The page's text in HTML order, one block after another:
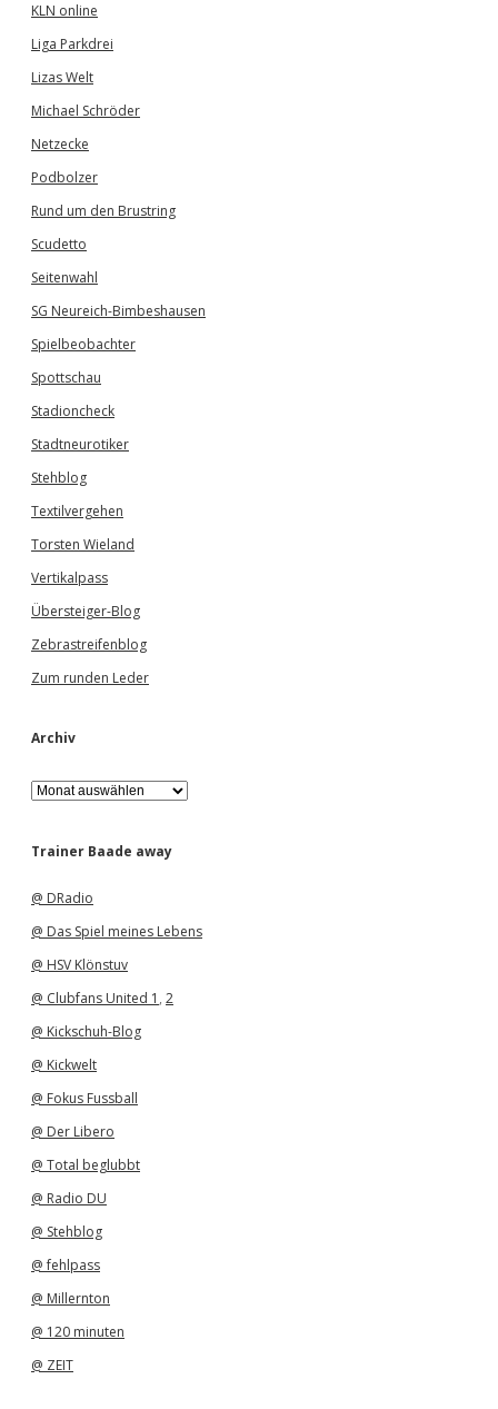
KLN online
Liga Parkdrei
Lizas Welt
Michael Schröder
Netzecke
Podbolzer
Rund um den Brustring
Scudetto
Seitenwahl
SG Neureich-Bimbeshausen
Spielbeobachter
Spottschau
Stadioncheck
Stadtneurotiker
Stehblog
Textilvergehen
Torsten Wieland
Vertikalpass
Übersteiger-Blog
Zebrastreifenblog
Zum runden Leder
Archiv
A
r
h
Trainer Baade away
@ DRadio
@ Das Spiel meines Lebens
@ HSV Klönstuv
@ Clubfans United 1 , 2
@ Kickschuh-Blog
@ Kickwelt
@ Fokus Fussball
@ Der Libero
@ Total beglubbt
@ Radio DU
@ Stehblog
@ fehlpass
@ Millernton
@ 120 minuten
@ ZEIT